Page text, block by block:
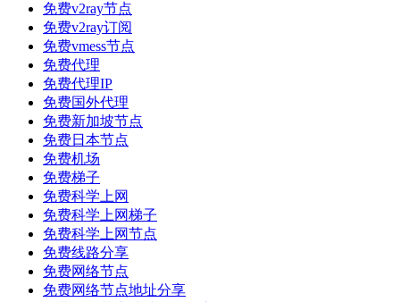
免费v2ray节点
免费v2ray订阅
免费vmess节点
免费代理
免费代理IP
免费国外代理
免费新加坡节点
免费日本节点
免费机场
免费梯子
免费科学上网
免费科学上网梯子
免费科学上网节点
免费线路分享
免费网络节点
免费网络节点地址分享